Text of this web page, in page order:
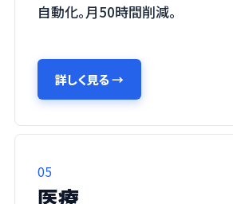
自動化。月50時間削減。
詳しく見る→
05
医療